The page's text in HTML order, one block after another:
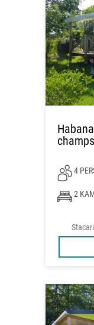
champs
4
2